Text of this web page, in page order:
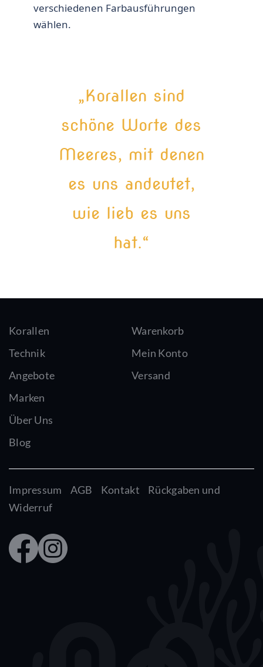
verschiedenen Farbausführungen
wählen.
„Korallen sind
schöne Worte des
Meeres, mit denen
es uns andeutet,
wie lieb es uns
hat.“
Korallen
Technik
Angebote
Marken
Über Uns
Blog
Warenkorb
Mein Konto
Versand
Impressum AGB Kontakt
Rückgaben und
Widerruf
Faceb
ook
Insta
gram